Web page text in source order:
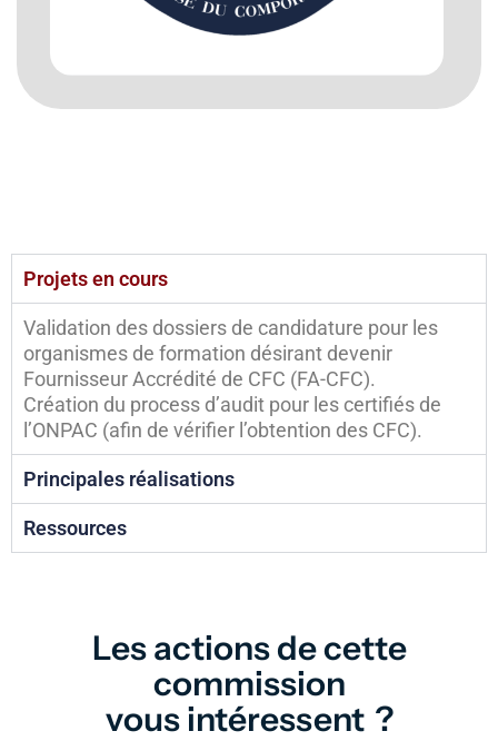
Projets en cours
Validation des dossiers de candidature pour les
organismes de formation désirant devenir
Fournisseur Accrédité de CFC (FA-CFC).
Création du process d’audit pour les certifiés de
l’ONPAC (afin de vérifier l’obtention des CFC).
Principales réalisations
Ressources
Les actions de cette
commission
vous intéressent ?